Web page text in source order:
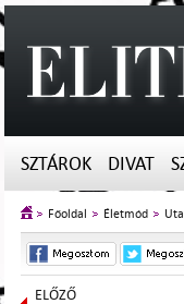
SZTÁROK DIVAT
Főoldal Életmód
ELŐZŐ